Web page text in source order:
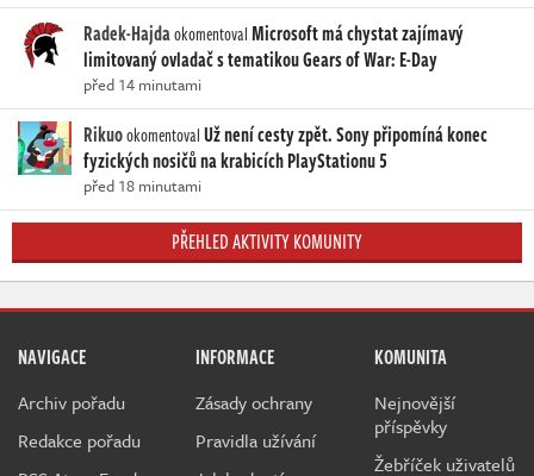
Radek-HajdaokomentovalMicrosoft má chystat zajímavý
limitovaný ovladač s tematikou Gears of War: E-Day
před 14 minutami
RikuookomentovalUž není cesty zpět. Sony připomíná konec
fyzických nosičů na krabicích PlayStationu 5
před 18 minutami
PŘEHLED AKTIVITY KOMUNITY
NAVIGACE
Archiv pořadu
Redakce pořadu
INFORMACE
Zásady ochrany
Pravidla užívání
KOMUNITA
Nejnovější
příspěvky
Žebříček uživatelů